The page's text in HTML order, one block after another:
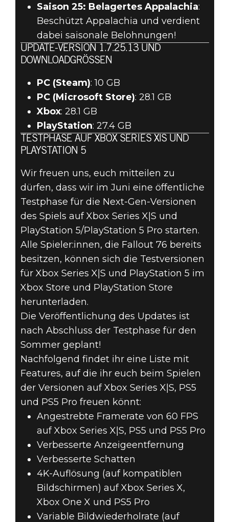
Saison 25: Belagertes Appalachia:
Beschützt Appalachia und verdient
dabei saisonale Belohnungen!
UPDATE-VERSION 1.7.25.13 UND
DOWNLOADGRÖSSEN
PC (Steam): 10 GB
PC (Microsoft Store): 28.1 GB
Xbox: 28.1 GB
PlayStation: 27.4 GB
TESTPHASE AUF XBOX SERIES X|S UND
PLAYSTATION 5
Wir freuen uns, euch mitteilen zu
dürfen, dass wir im Juni eine öffentliche
Testphase für die Next-Gen-Versionen
des Spiels auf Xbox Series X|S und
PlayStation 5/PlayStation 5 Pro starten.
Alle Spieler:innen, die Fallout 76 bereits
besitzen, können sich die Testversionen
für Xbox Series X|S und PlayStation 5 im
Xbox Store und PlayStation Store
herunterladen.
Die Veröffentlichung des Updates ist
nach Abschluss der Testphase für den
Sommer geplant!
Nachfolgend findet ihr eine Liste mit
Features, auf die ihr euch beim Spielen
der Versionen auf Xbox Series X|S, PS5
und PS5 Pro freuen könnt:
Angestrebte Framerate von 60 FPS
auf Xbox Series X|S, PS5 und PS5 Pro
Verbesserte Anzeigeentfernung
Verbesserte Schatten
4K-Auflösung (auf kompatiblen
Bildschirmen) auf Xbox Series X,
Xbox One X und PS5 Pro
Variable Bildwiederholrate (auf